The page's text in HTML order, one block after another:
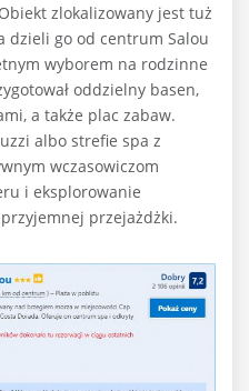
zlokalizowany jest tuż
dzieli go od centrum Salou
wyborem na rodzinne
oddzielny basen,
a także plac zabaw.
albo strefie spa z
wczasowiczom
i eksplorowanie
przejażdżki.